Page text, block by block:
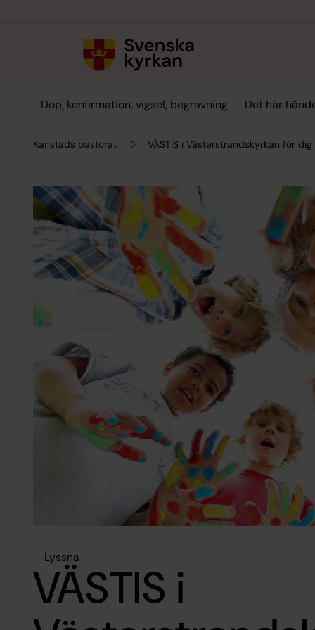
Dop, konfirmation, vigsel, begravning Det här
Karlstads pastorat VÄSTIS i Västerstrandskyrkan för
Lyssna
VÄSTIS i